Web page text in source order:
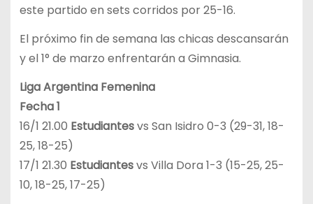
este partido en sets corridos por 25-16.
El próximo fin de semana las chicas descansarán
y el 1° de marzo enfrentarán a Gimnasia.
Liga Argentina Femenina
Fecha 1
16/1 21.00 Estudiantesvs San Isidro 0-3 (29-31, 18-
25, 18-25)
17/1 21.30 Estudiantesvs Villa Dora 1-3 (15-25, 25-
10, 18-25, 17-25)